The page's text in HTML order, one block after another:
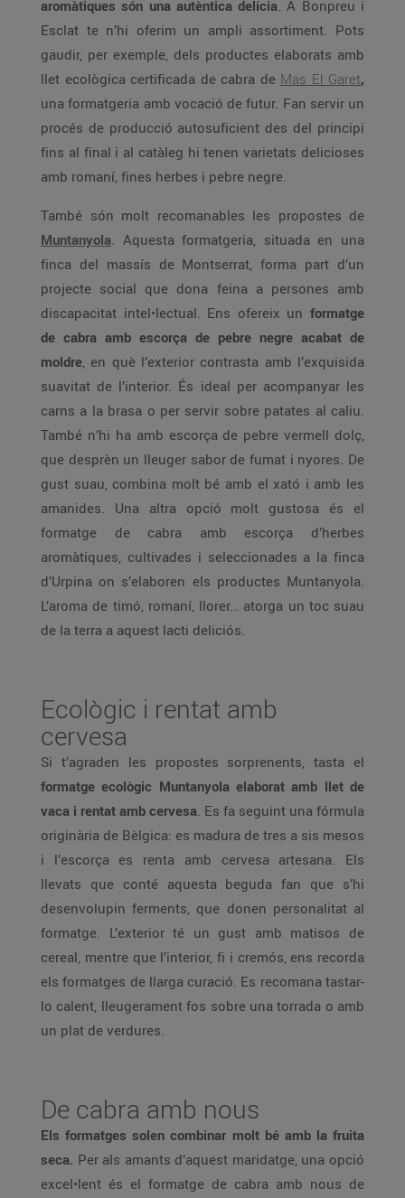
aromàtiques són una autèntica delícia. A Bonpreu i
Esclat te n’hi oferim un ampli assortiment. Pots
gaudir, per exemple, dels productes elaborats amb
llet ecològica certificada de cabra de Mas El Garet,
una formatgeria amb vocació de futur. Fan servir un
procés de producció autosuficient des del principi
fins al final i al catàleg hi tenen varietats delicioses
amb romaní, fines herbes i pebre negre.
També són molt recomanables les propostes de
Muntanyola. Aquesta formatgeria, situada en una
finca del massís de Montserrat, forma part d’un
projecte social que dona feina a persones amb
discapacitat intel•lectual. Ens ofereix un formatge
de cabra amb escorça de pebre negre acabat de
moldre, en què l’exterior contrasta amb l’exquisida
suavitat de l’interior. És ideal per acompanyar les
carns a la brasa o per servir sobre patates al caliu.
També n’hi ha amb escorça de pebre vermell dolç,
que desprèn un lleuger sabor de fumat i nyores. De
gust suau, combina molt bé amb el xató i amb les
amanides. Una altra opció molt gustosa és el
formatge de cabra amb escorça d’herbes
aromàtiques, cultivades i seleccionades a la finca
d’Urpina on s’elaboren els productes Muntanyola.
L’aroma de timó, romaní, llorer… atorga un toc suau
de la terra a aquest lacti deliciós.
Ecològic i rentat amb
cervesa
Si t’agraden les propostes sorprenents, tasta el
formatge ecològic Muntanyola elaborat amb llet de
vaca i rentat amb cervesa. Es fa seguint una fórmula
originària de Bèlgica: es madura de tres a sis mesos
i l’escorça es renta amb cervesa artesana. Els
llevats que conté aquesta beguda fan que s’hi
desenvolupin ferments, que donen personalitat al
formatge. L’exterior té un gust amb matisos de
cereal, mentre que l’interior, fi i cremós, ens recorda
els formatges de llarga curació. Es recomana tastar-
lo calent, lleugerament fos sobre una torrada o amb
un plat de verdures.
De cabra amb nous
Els formatges solen combinar molt bé amb la fruita
seca. Per als amants d’aquest maridatge, una opció
excel•lent és el formatge de cabra amb nous de